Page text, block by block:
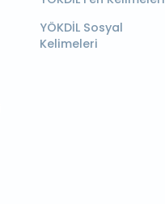
YÖKDİL Sosyal
Kelimeleri